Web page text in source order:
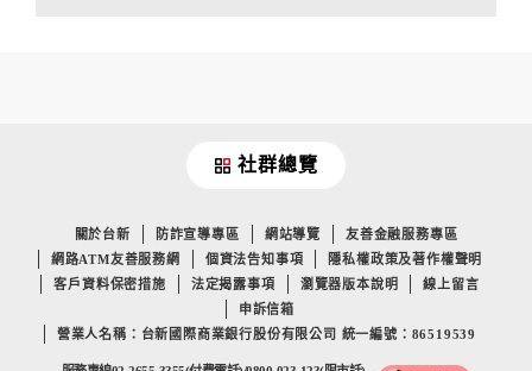
社群總覽
關於台新 防詐宣導專區 網站導覽
友善金融服務專區
網路ATM友善服務網
個資法告知事項
隱私權政策及著作權聲明
客戶資料保密措施
法定揭露事項 瀏覽器版本說明
線上留言
申訴信箱
營業人名稱：台新國際商業銀行股份有限公司 統一編號：86519539